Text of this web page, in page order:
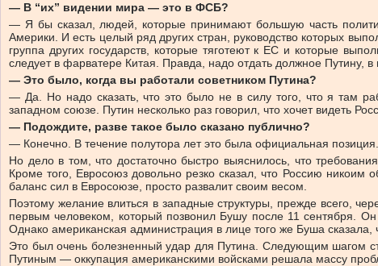
— В “их” видении мира — это в ФСБ?
— Я бы сказал, людей, которые принимают большую часть
Америки. И есть целый ряд других стран, руководство которых
группа других государств, которые тяготеют к ЕС и которые
следует в фарватере Китая. Правда, надо отдать должное Путину,
— Это было, когда вы работали советником Путина?
— Да. Но надо сказать, что это было не в силу того, что я там
западном союзе. Путин несколько раз говорил, что хочет видеть
— Подождите, разве такое было сказано публично?
— Конечно. В течение полутора лет это была официальная
Но дело в том, что достаточно быстро выяснилось, что
Кроме того, Евросоюз довольно резко сказал, что Россию никоим
баланс сил в Евросоюзе, просто развалит своим весом.
Поэтому желание влиться в западные структуры, прежде всего,
первым человеком, который позвонил Бушу после 11 сентября.
Однако американская администрация в лице того же Буша сказала,
Это был очень болезненный удар для Путина. Следующим шагом
Путиным — оккупация американскими войсками решала массу